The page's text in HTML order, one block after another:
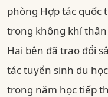
phòng Hợp tác quốc
trong không khí
Hai bên đã trao đổi
tác tuyển sinh du
trong năm học tiếp